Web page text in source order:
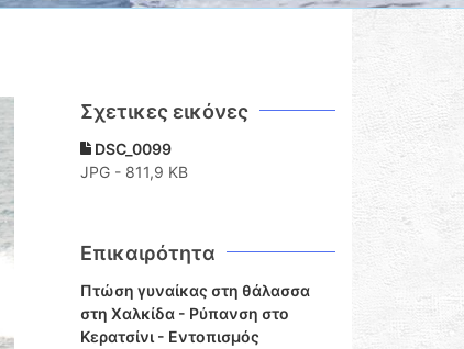
Σχετικες εικόνες
DSC_0099
JPG - 811,9 KB
Επικαιρότητα
Πτώση γυναίκας στη θάλασσα
στη Χαλκίδα - Ρύπανση στο
Κερατσίνι - Εντοπισμός